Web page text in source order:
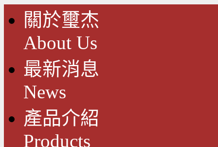
關於璽杰
About Us
最新消息
News
產品介紹
Products